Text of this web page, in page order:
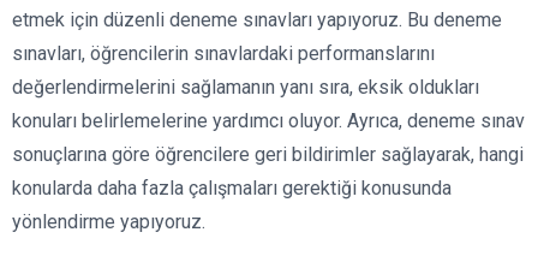
etmek için düzenli deneme sınavları yapıyoruz. Bu deneme
sınavları, öğrencilerin sınavlardaki performanslarını
değerlendirmelerini sağlamanın yanı sıra, eksik oldukları
konuları belirlemelerine yardımcı oluyor. Ayrıca, deneme sınav
sonuçlarına göre öğrencilere geri bildirimler sağlayarak, hangi
konularda daha fazla çalışmaları gerektiği konusunda
yönlendirme yapıyoruz.